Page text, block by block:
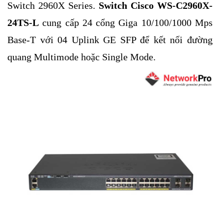
Switch 2960X Series. Switch Cisco WS-C2960X-
24TS-L cung cấp 24 cổng Giga 10/100/1000 Mps
Base-T với 04 Uplink GE SFP để kết nối đường
quang Multimode hoặc Single Mode.